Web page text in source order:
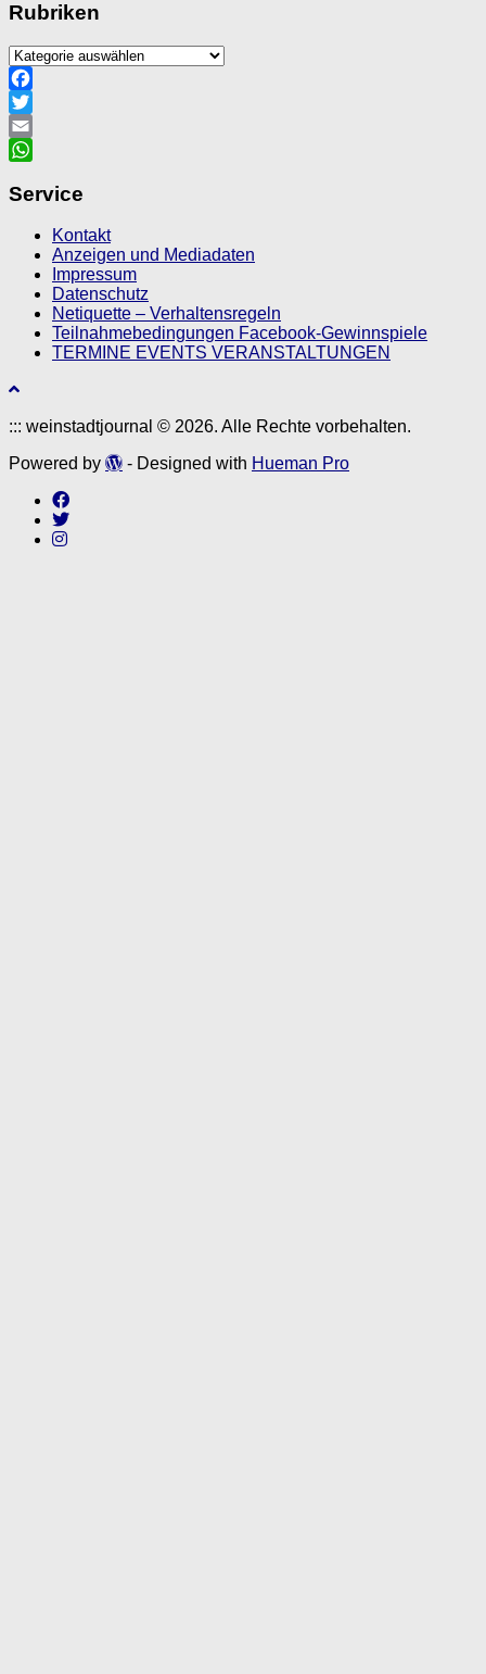
Rubriken
Rubriken
Facebook
Twitter
Email
Service
Kontakt
Anzeigen und Mediadaten
Impressum
Datenschutz
Netiquette – Verhaltensregeln
Teilnahmebedingungen Facebook-Gewinnspiele
TERMINE EVENTS VERANSTALTUNGEN
::: weinstadtjournal © 2026. Alle Rechte vorbehalten.
Powered by
- Designed with Hueman Pro